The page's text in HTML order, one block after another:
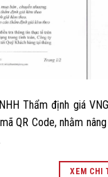
Thẩm định giá
QR Code, nhằm
XEM CHI